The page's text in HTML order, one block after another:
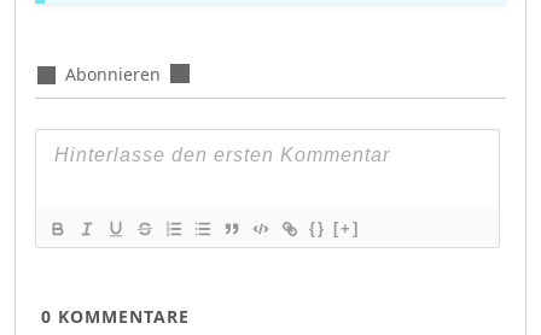
Abonnieren
{} [+]
0 KOMMENTARE